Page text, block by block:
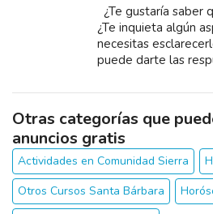
¿Te gustaría saber
¿Te inquieta algún
necesitas
puede darte las
Otras categorías que
anuncios gratis
Actividades en Comunidad Sierra
Otros Cursos Santa Bárbara